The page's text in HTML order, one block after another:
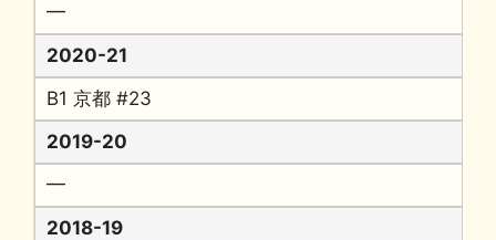
━
2020-21
B1 京都 #23
2019-20
━
2018-19